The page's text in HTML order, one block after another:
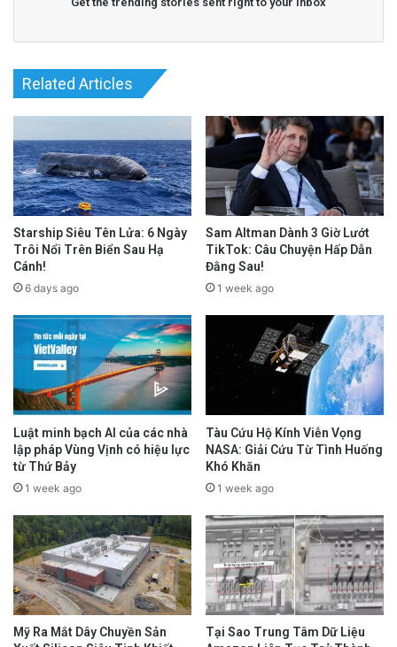
Related Articles
Starship Siêu Tên Lửa: 6 Ngày
Trôi Nổi Trên Biển Sau Hạ
Cánh!
6 days ago
Sam Altman Dành 3 Giờ Lướt
TikTok: Câu Chuyện Hấp Dẫn
Đằng Sau!
1 week ago
Luật minh bạch AI của các nhà
lập pháp Vùng Vịnh có hiệu lực
từ Thứ Bảy
1 week ago
Tàu Cứu Hộ Kính Viễn Vọng
NASA: Giải Cứu Từ Tình Huống
Khó Khăn
1 week ago
Mỹ Ra Mắt Dây Chuyền Sản
Tại Sao Trung Tâm Dữ Liệu